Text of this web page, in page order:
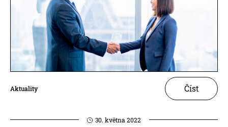
Aktuality Číst
30. května 2022